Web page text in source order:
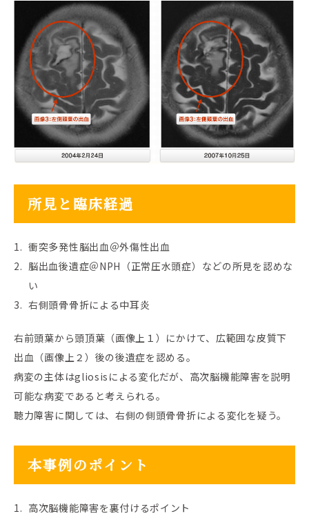
所見と臨床経過
衝突多発性脳出血＠外傷性出血
脳出血後遺症＠NPH（正常圧水頭症）などの所見を認めな
い
右側頭骨骨折による中耳炎
右前頭葉から頭頂葉（画像上１）にかけて、広範囲な皮質下
出血（画像上２）後の後遺症を認める。
病変の主体はgliosisによる変化だが、高次脳機能障害を説明
可能な病変であると考えられる。
聴力障害に関しては、右側の側頭骨骨折による変化を疑う。
本事例のポイント
高次脳機能障害を裏付けるポイント